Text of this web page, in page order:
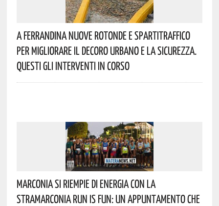
A Ferrandina Nuove Rotonde E Spartitraffico
Per Migliorare Il Decoro Urbano E La Sicurezza.
Questi Gli Interventi In Corso
Marconia Si Riempie Di Energia Con La
StraMarconia Run Is Fun: Un Appuntamento Che